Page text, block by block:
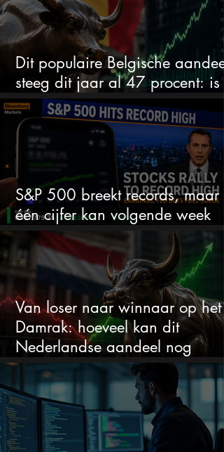
Dit populaire Belgische aandeel
steeg dit jaar al 47 procent: is
ruimte voor meer?
S&P 500 breekt records, maar
één cijfer kan volgende week
alles veranderen
Van loser naar winnaar op het
Damrak: hoeveel kan dit
Nederlandse aandeel nog
stijgen?